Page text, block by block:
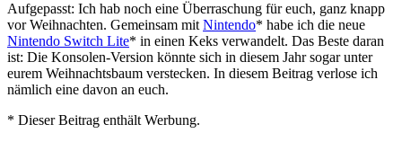
Aufgepasst: Ich hab noch eine Überraschung für euch, ganz knapp
vor Weihnachten. Gemeinsam mit Nintendo* habe ich die neue
Nintendo Switch Lite* in einen Keks verwandelt. Das Beste daran
ist: Die Konsolen-Version könnte sich in diesem Jahr sogar unter
eurem Weihnachtsbaum verstecken. In diesem Beitrag verlose ich
nämlich eine davon an euch.
* Dieser Beitrag enthält Werbung.